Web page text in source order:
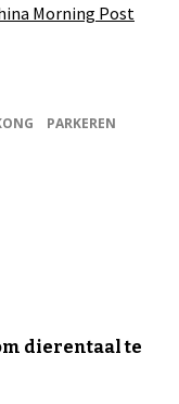
Morning Post
PARKEREN
dierentaal te